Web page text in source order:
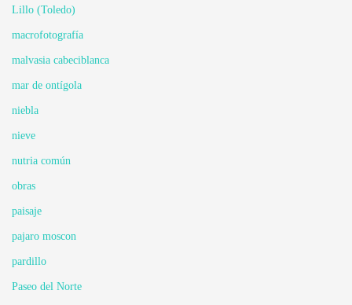
Lillo (Toledo)
macrofotografía
malvasia cabeciblanca
mar de ontígola
niebla
nieve
nutria común
obras
paisaje
pajaro moscon
pardillo
Paseo del Norte